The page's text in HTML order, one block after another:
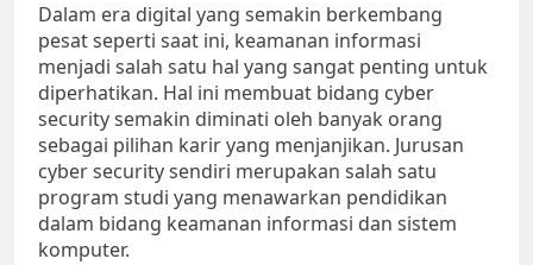
Dalam era digital yang semakin berkembang
pesat seperti saat ini, keamanan informasi
menjadi salah satu hal yang sangat penting untuk
diperhatikan. Hal ini membuat bidang cyber
security semakin diminati oleh banyak orang
sebagai pilihan karir yang menjanjikan. Jurusan
cyber security sendiri merupakan salah satu
program studi yang menawarkan pendidikan
dalam bidang keamanan informasi dan sistem
komputer.